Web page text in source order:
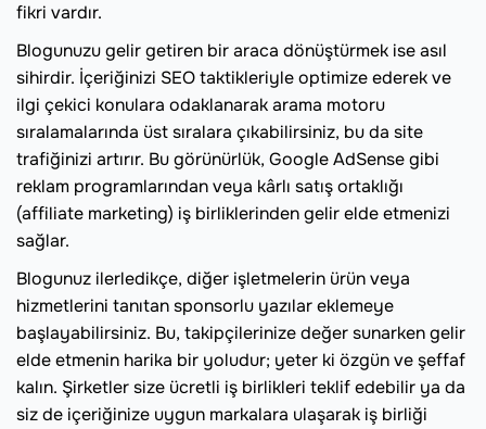
fikri vardır.
Blogunuzu gelir getiren bir araca dönüştürmek ise asıl
sihirdir. İçeriğinizi SEO taktikleriyle optimize ederek ve
ilgi çekici konulara odaklanarak arama motoru
sıralamalarında üst sıralara çıkabilirsiniz, bu da site
trafiğinizi artırır. Bu görünürlük, Google AdSense gibi
reklam programlarından veya kârlı satış ortaklığı
(affiliate marketing) iş birliklerinden gelir elde etmenizi
sağlar.
Blogunuz ilerledikçe, diğer işletmelerin ürün veya
hizmetlerini tanıtan sponsorlu yazılar eklemeye
başlayabilirsiniz. Bu, takipçilerinize değer sunarken gelir
elde etmenin harika bir yoludur; yeter ki özgün ve şeffaf
kalın. Şirketler size ücretli iş birlikleri teklif edebilir ya da
siz de içeriğinize uygun markalara ulaşarak iş birliği